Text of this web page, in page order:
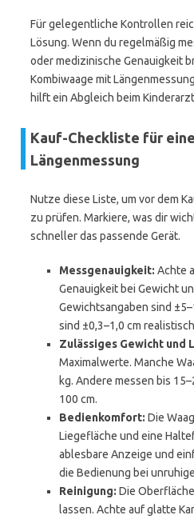
Für gelegentliche Kontrollen
Lösung. Wenn du regelmäßig
oder medizinische Genauigkeit
Kombiwaage mit
hilft ein Abgleich beim
Kauf-Checkliste für
Längenmessung
Nutze diese Liste, um vor dem
zu prüfen. Markiere, was dir
schneller das passende Gerät.
Messgenauigkeit: Achte
Genauigkeit bei Gewicht
Gewichtsangaben sind
sind ±0,3–1,0 cm
Zulässiges Gewicht und
Maximalwerte. Manche
kg. Andere messen bis
100 cm.
Bedienkomfort: Die
Liegefläche und eine
ablesbare Anzeige und
die Bedienung bei
Reinigung: Die
lassen. Achte auf glatte